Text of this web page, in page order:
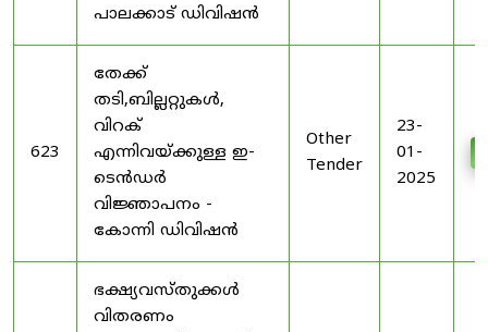
പാലക്കാട് ഡിവിഷൻ
623
തേക്ക്
തടി,ബില്ലറ്റുകൾ,
വിറക്
എന്നിവയ്ക്കുള്ള ഇ-
ടെൻഡർ
വിജ്ഞാപനം -
കോന്നി ഡിവിഷൻ
Other
Tender
23-
01-
2025
ഭക്ഷ്യവസ്തുക്കൾ
വിതരണം